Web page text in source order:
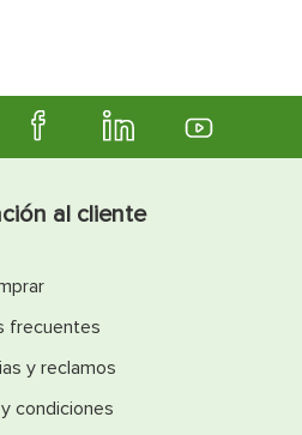
al cliente
frecuentes
y reclamos
condiciones